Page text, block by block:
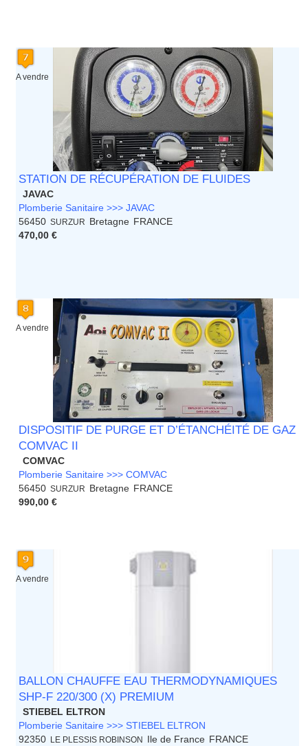
A vendre
STATION DE RÉCUPÉRATION DE FLUIDES
JAVAC
Plomberie Sanitaire >>> JAVAC
56450 SURZUR Bretagne FRANCE
470,00 €
A vendre
DISPOSITIF DE PURGE ET D’ÉTANCHÉITÉ DE GAZ
COMVAC II
COMVAC
Plomberie Sanitaire >>> COMVAC
56450 SURZUR Bretagne FRANCE
990,00 €
A vendre
BALLON CHAUFFE EAU THERMODYNAMIQUES
SHP-F 220/300 (X) PREMIUM
STIEBEL ELTRON
Plomberie Sanitaire >>> STIEBEL ELTRON
92350
LE PLESSIS ROBINSON Ile de France FRANCE